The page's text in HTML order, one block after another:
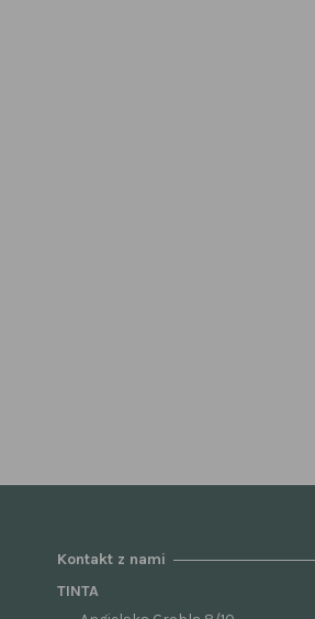
Kontakt z nami
TINTA